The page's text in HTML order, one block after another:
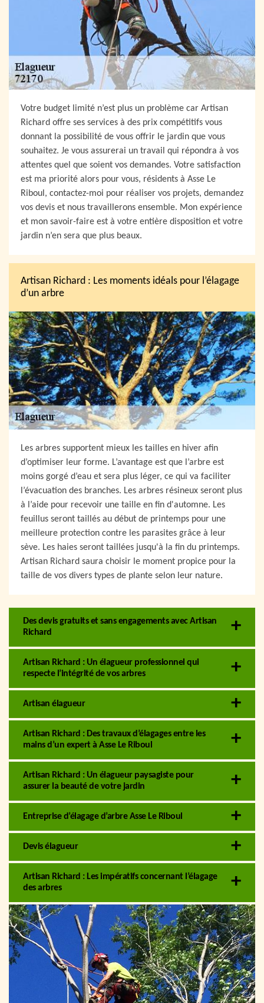
Votre budget limité n’est plus un problème car Artisan
Richard offre ses services à des prix compétitifs vous
donnant la possibilité de vous offrir le jardin que vous
souhaitez. Je vous assurerai un travail qui répondra à vos
attentes quel que soient vos demandes. Votre satisfaction
est ma priorité alors pour vous, résidents à Asse Le
Riboul, contactez-moi pour réaliser vos projets, demandez
vos devis et nous travaillerons ensemble. Mon expérience
et mon savoir-faire est à votre entière disposition et votre
jardin n’en sera que plus beaux.
Artisan Richard : Les moments idéals pour l’élagage
d’un arbre
Les arbres supportent mieux les tailles en hiver afin
d’optimiser leur forme. L’avantage est que l’arbre est
moins gorgé d’eau et sera plus léger, ce qui va faciliter
l’évacuation des branches. Les arbres résineux seront plus
à l’aide pour recevoir une taille en fin d'automne. Les
feuillus seront taillés au début de printemps pour une
meilleure protection contre les parasites grâce à leur
sève. Les haies seront taillées jusqu'à la fin du printemps.
Artisan Richard saura choisir le moment propice pour la
taille de vos divers types de plante selon leur nature.
Des devis gratuits et sans engagements avec Artisan
Richard
Artisan Richard : Un élagueur professionnel qui
respecte l’intégrité de vos arbres
Artisan élagueur
Artisan Richard : Des travaux d’élagages entre les
mains d’un expert à Asse Le Riboul
Artisan Richard : Un élagueur paysagiste pour
assurer la beauté de votre jardin
Entreprise d’élagage d’arbre Asse Le Riboul
Devis élagueur
Artisan Richard : Les impératifs concernant l’élagage
des arbres